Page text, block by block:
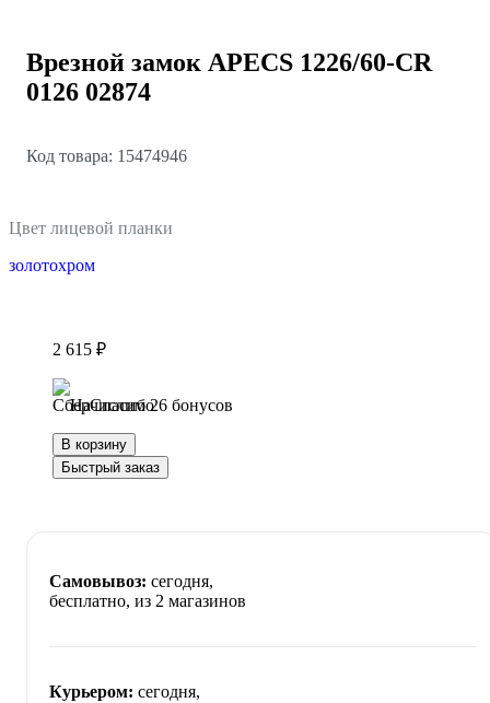
Врезной замок APECS 1226/60-CR
0126 02874
Код товара: 15474946
Цвет лицевой планки
золотохром
2 615 ₽
Начислим 26 бонусов
В корзину
Быстрый заказ
Самовывоз: сегодня,
бесплатно, из 2 магазинов
Курьером: сегодня,